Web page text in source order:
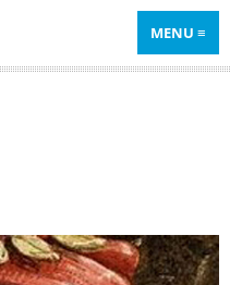
MENU